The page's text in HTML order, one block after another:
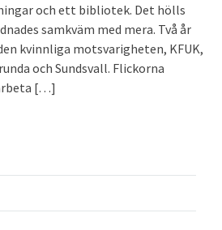
och ett bibliotek. Det hölls
samkväm med mera. Två år
kvinnliga motsvarigheten, KFUK,
och Sundsvall. Flickorna
[…]